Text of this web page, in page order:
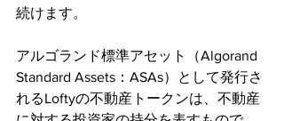
続けます。
アルゴランド標準アセット（Algorand
Standard Assets：ASAs）として発行さ
れるLoftyの不動産トークンは、不動産